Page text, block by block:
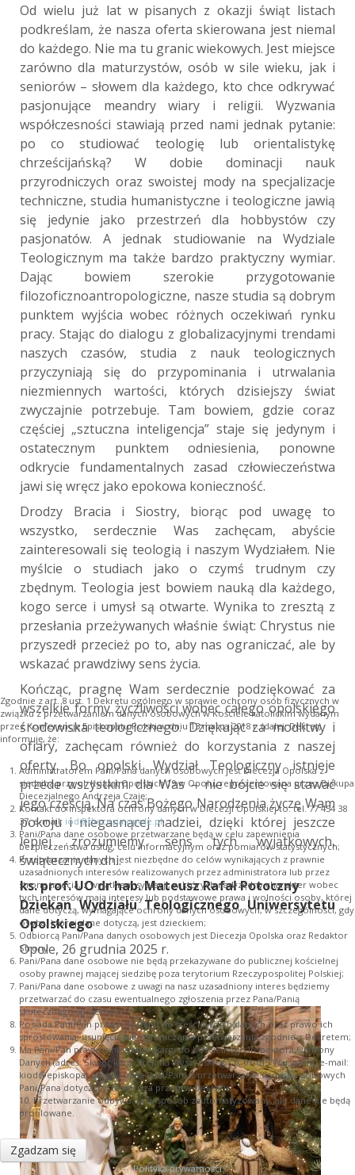
Od wielu już lat w pisanych z okazji świąt listach
podkreślam, że nasza oferta skierowana jest niemal
do każdego. Nie ma tu granic wiekowych. Jest miejsce
zarówno dla maturzystów, osób w sile wieku, jak i
seniorów – słowem dla każdego, kto chce odkrywać
pasjonujące meandry wiary i religii. Wyzwania
współczesności stawiają przed nami jednak pytanie:
po co studiować teologię lub orientalistykę
chrześcijańską? W dobie dominacji nauk
przyrodniczych oraz swoistej mody na specjalizacje
techniczne, studia humanistyczne i teologiczne jawią
się jedynie jako przestrzeń dla hobbystów czy
pasjonatów. A jednak studiowanie na Wydziale
Teologicznym ma także bardzo praktyczny wymiar.
Dając bowiem szerokie przygotowanie
filozoficznoantropologiczne, nasze studia są dobrym
punktem wyjścia wobec różnych oczekiwań rynku
pracy. Stając do dialogu z globalizacyjnymi trendami
naszych czasów, studia z nauk teologicznych
przyczyniają się do przypominania i utrwalania
niezmiennych wartości, których dzisiejszy świat
zwyczajnie potrzebuje. Tam bowiem, gdzie coraz
częściej „sztuczna inteligencja” staje się jedynym i
ostatecznym punktem odniesienia, ponowne
odkrycie fundamentalnych zasad człowieczeństwa
jawi się wręcz jako epokowa konieczność.
Drodzy Bracia i Siostry, biorąc pod uwagę to
wszystko, serdecznie Was zachęcam, abyście
zainteresowali się teologią i naszym Wydziałem. Nie
myślcie o studiach jako o czymś trudnym czy
zbędnym. Teologia jest bowiem nauką dla każdego,
kogo serce i umysł są otwarte. Wynika to zresztą z
przesłania przeżywanych właśnie świąt: Chrystus nie
przyszedł przecież po to, aby nas ograniczać, ale by
wskazać prawdziwy sens życia.
Kończąc, pragnę Wam serdecznie podziękować za
wszelkie formy życzliwości wobec całego opolskiego
środowiska teologicznego. Dziękując za modlitwy i
ofiary, zachęcam również do korzystania z naszej
oferty. Bo opolski Wydział Teologiczny istnieje
przede wszystkim dla Was – nie bójcie się stawać
jego częścią. Na czas Bożego Narodzenia życzę Wam
pokoju i niegasnącej nadziei, dzięki której jeszcze
lepiej zrozumiemy sens tych wyjątkowych,
świątecznych dni.
ks. prof. UO dr hab. Mateusz Rafał Potoczny
Dziekan Wydziału Teologicznego Uniwersytetu
Opolskiego
Opole, 26 grudnia 2025 r.
Zgodnie z art. 8 ust. 1 Dekretu ogólnego w sprawie ochrony osób fizycznych w
związku z przetwarzaniem danych osobowych w Kościele katolickim wydanym
przez Konferencję Episkopatu Polski w dniu 13 marca 2018 r. (dalej: Dekret)
informuję, że:
Administratorem Pani/Pana danych osobowych jest Diecezja Opolska z
siedzibą przy ul. Książąt Opolskich 19 w Opolu, reprezentowana przez Biskupa
Diecezjalnego Andrzeja Czaję;
Kontakt do Inspektora ochrony danych w Diecezji Opolskiej to: tel. 77 454 38
37, e-mail: iod@diecezja.opole.pl;
Pani/Pana dane osobowe przetwarzane będą w celu zapewnienia
bezpieczeństwa usług, celu informacyjnym oraz pomiarów statystycznych;
Przetwarzanie danych jest niezbędne do celów wynikających z prawnie
uzasadnionych interesów realizowanych przez administratora lub przez
stronę trzecią, z wyjątkiem sytuacji, w których nadrzędny charakter wobec
tych interesów mają interesy lub podstawowe prawa i wolności osoby, której
dane dotyczą, wymagające ochrony danych osobowych, w szczególności, gdy
osoba, której dane dotyczą, jest dzieckiem;
Odbiorcą Pani/Pana danych osobowych jest Diecezja Opolska oraz Redaktor
Strony.
Pani/Pana dane osobowe nie będą przekazywane do publicznej kościelnej
osoby prawnej mającej siedzibę poza terytorium Rzeczypospolitej Polskiej;
Pani/Pana dane osobowe z uwagi na nasz uzasadniony interes będziemy
przetwarzać do czasu ewentualnego zgłoszenia przez Pana/Panią
skutecznego sprzeciwu;
Posiada Pani/Pan prawo dostępu do treści swoich danych oraz prawo ich
sprostowania, usunięcia lub ograniczenia przetwarzania zgodnie z Dekretem;
Ma Pani/Pan prawo wniesienia skargi do Kościelnego Inspektora Ochrony
Danych (adres: Skwer kard. Stefana Wyszyńskiego 6, 01-015 Warszawa, e-mail:
kiod@episkopat.pl), gdy uzna Pani/Pan, iż przetwarzanie danych osobowych
Pani/Pana dotyczących narusza przepisy Dekretu;
10. Przetwarzanie odbywa się w sposób zautomatyzowany, ale dane nie będą
profilowane.
Zgadzam się
Polityka prywatności